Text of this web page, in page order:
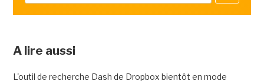
A lire aussi
L'outil de recherche Dash de Dropbox bientôt en mode